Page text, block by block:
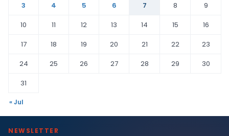
3
4 5 6 7 8
9
10
11 12 13 14 15
16
17
18 19 20 21 22
23
24
25 26 27 28 29
30
31
« Jul
NEWSLETTER